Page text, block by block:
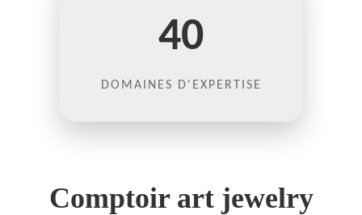
40
DOMAINES D'EXPERTISE
Comptoir art jewelry